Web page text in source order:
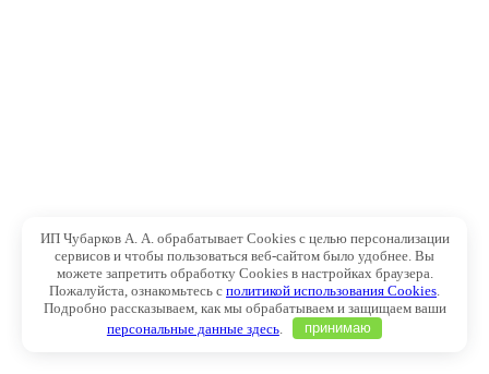
ИП Чубарков А. А. обрабатывает Cookies с целью персонализации
сервисов и чтобы пользоваться веб-сайтом было удобнее. Вы
можете запретить обработку Cookies в настройках браузера.
Пожалуйста, ознакомьтесь с политикой использования Cookies
Подробно рассказываем, как мы обрабатываем и защищаем ваши
персональные данные здесь. принимаю